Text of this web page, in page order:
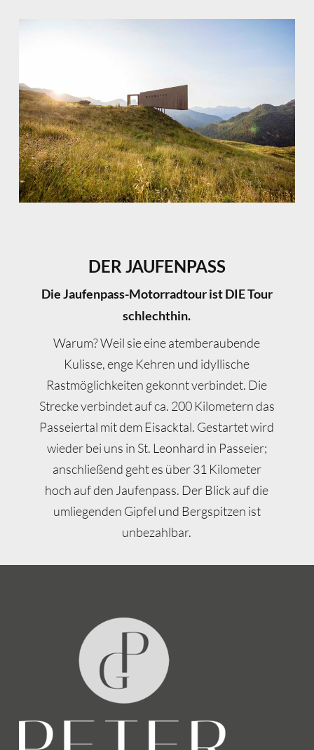
DER JAUFENPASS
Die Jaufenpass-Motorradtour ist DIE Tour
schlechthin.
Warum? Weil sie eine atemberaubende
Kulisse, enge Kehren und idyllische
Rastmöglichkeiten gekonnt verbindet. Die
Strecke verbindet auf ca. 200 Kilometern das
Passeiertal mit dem Eisacktal. Gestartet wird
wieder bei uns in St. Leonhard in Passeier;
anschließend geht es über 31 Kilometer
hoch auf den Jaufenpass. Der Blick auf die
umliegenden Gipfel und Bergspitzen ist
unbezahlbar.